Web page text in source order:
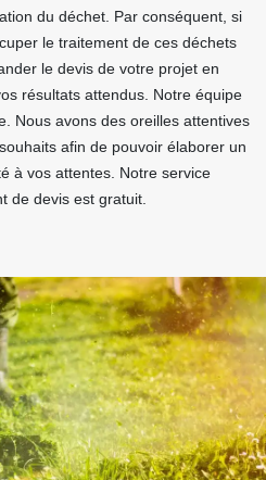
du déchet. Par conséquent, si
le traitement de ces déchets
le devis de votre projet en
résultats attendus. Notre équipe
Nous avons des oreilles attentives
afin de pouvoir élaborer un
à vos attentes. Notre service
de devis est gratuit.